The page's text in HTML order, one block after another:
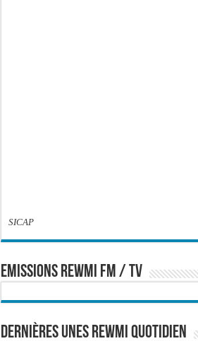
SICAP
EMISSIONS REWMI FM / TV
Dernières Unes Rewmi Quotidien